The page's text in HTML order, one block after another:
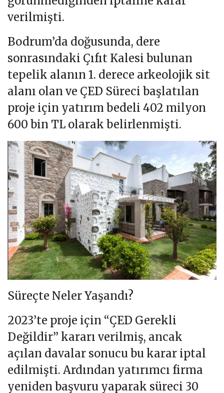
verilmişti.
Bodrum’da doğusunda, dere
sonrasındaki Çıfıt Kalesi bulunan
tepelik alanın 1. derece arkeolojik sit
alanı olan ve ÇED Süreci başlatılan
proje için yatırım bedeli 402 milyon
600 bin TL olarak belirlenmişti.
Süreçte Neler Yaşandı?
2023’te proje için “ÇED Gerekli
Değildir” kararı verilmiş, ancak
açılan davalar sonucu bu karar iptal
edilmişti. Ardından yatırımcı firma
yeniden başvuru yaparak süreci 30